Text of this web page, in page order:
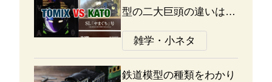
型の二大巨頭の違いは何
か？あなたはどっち派？
雑学・小ネタ
鉄道模型の種類をわかり